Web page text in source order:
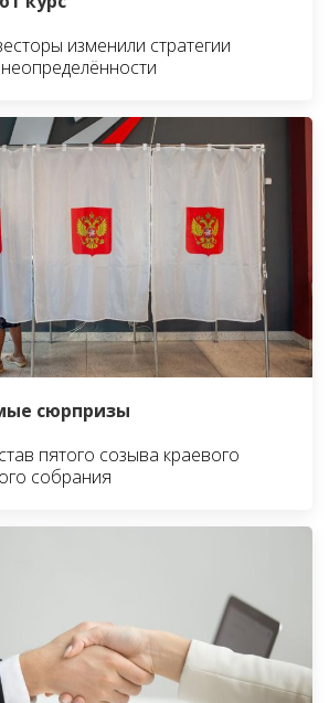
изменили стратегии
сюрпризы
пятого созыва краевого
собрания